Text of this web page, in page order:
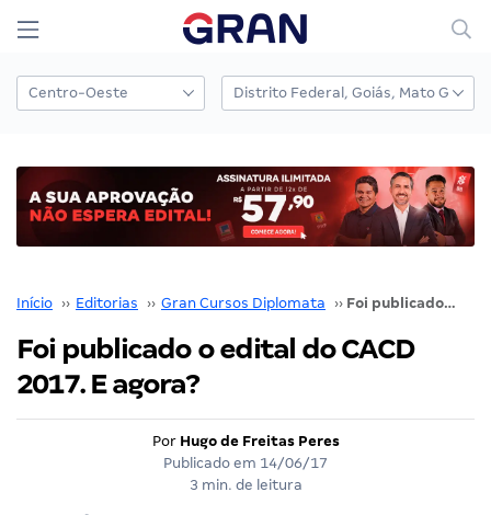
Início ›› Editorias ›› Gran Cursos Diplomata ›› Foi publicado o edital do CACD 2017. E agora?
Foi publicado o edital do CACD
2017. E agora?
Por Hugo de Freitas Peres
Publicado em 14/06/17
3 min. de leitura